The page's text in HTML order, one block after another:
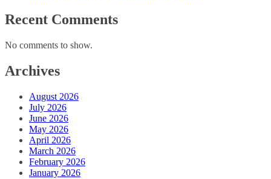
Recent Comments
No comments to show.
Archives
August 2026
July 2026
June 2026
May 2026
April 2026
March 2026
February 2026
January 2026